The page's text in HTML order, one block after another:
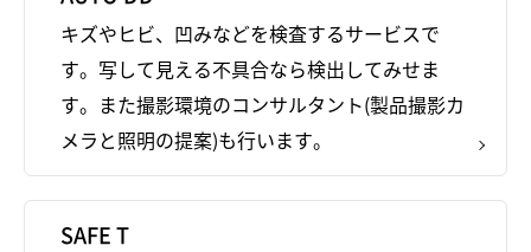
キズやヒビ、凹みなどを検査するサービスで
す。写して見える不具合なら検出してみせま
す。また撮影環境のコンサルタント(製品撮影カ
メラと照明の提案)も行います。
SAFE T